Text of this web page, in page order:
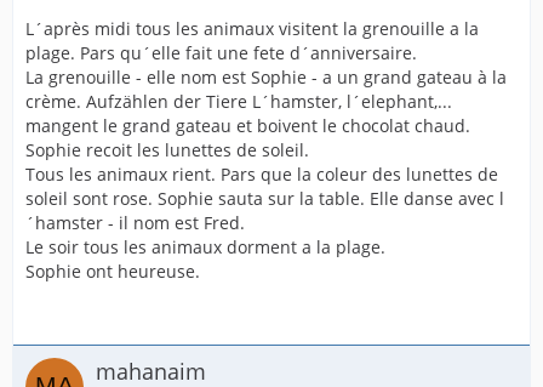
L´après midi tous les animaux visitent la grenouille a la
plage. Pars qu´elle fait une fete d´anniversaire.
La grenouille - elle nom est Sophie - a un grand gateau à la
crème. Aufzählen der Tiere L´hamster, l´elephant,...
mangent le grand gateau et boivent le chocolat chaud.
Sophie recoit les lunettes de soleil.
Tous les animaux rient. Pars que la coleur des lunettes de
soleil sont rose. Sophie sauta sur la table. Elle danse avec l
´hamster - il nom est Fred.
Le soir tous les animaux dorment a la plage.
Sophie ont heureuse.
mahanaim